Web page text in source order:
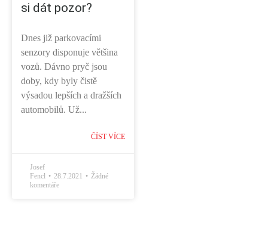
si dát pozor?
Dnes již parkovacími
senzory disponuje většina
vozů. Dávno pryč jsou
doby, kdy byly čistě
výsadou lepších a dražších
automobilů. Už...
ČÍST VÍCE
Josef
Fencl
28.7.2021
Žádné
komentáře